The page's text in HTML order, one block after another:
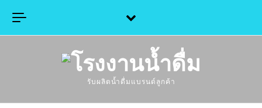
รับผลิตน้ำดื่มแบรนด์ลูกค้า